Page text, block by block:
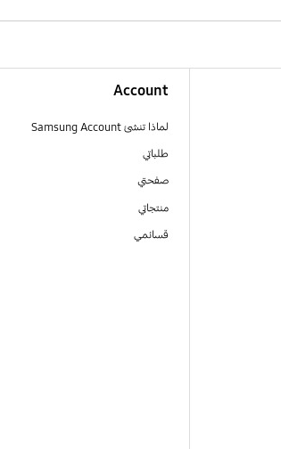
Account
لماذا تنشئ Samsung Account
طلباتي
صفحتي
منتجاتي
قسائمي